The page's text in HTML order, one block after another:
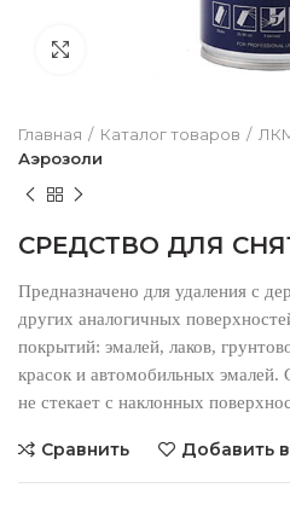
Нажмите чтобы
Главная Каталог товаров
Аэрозоли
СРЕДСТВО ДЛЯ
Предназначено для удаления с
других аналогичных
покрытий: эмалей, лаков,
красок и автомобильных эмалей.
не стекает с наклонных
Сравнить Добавить